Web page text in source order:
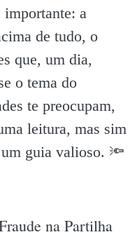
importante: a
de tudo, o
que, um dia,
o tema do
te preocupam,
leitura, mas sim
guia valioso. 🔦
na Partilha